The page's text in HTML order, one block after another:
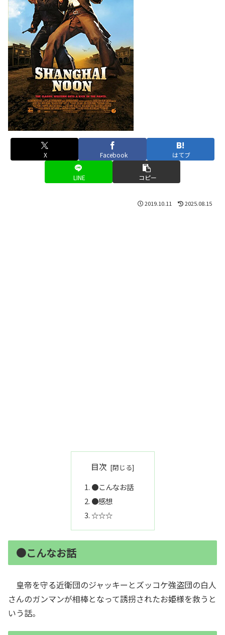
X Facebook はてブ
LINE コピー
2019.10.11 2025.08.15
目次
●こんなお話
●感想
☆☆☆
●こんなお話
皇帝を守る近衛団のジャッキーとズッコケ強盗団の白人
さんのガンマンが相棒となって誘拐されたお姫様を救うと
いう話。